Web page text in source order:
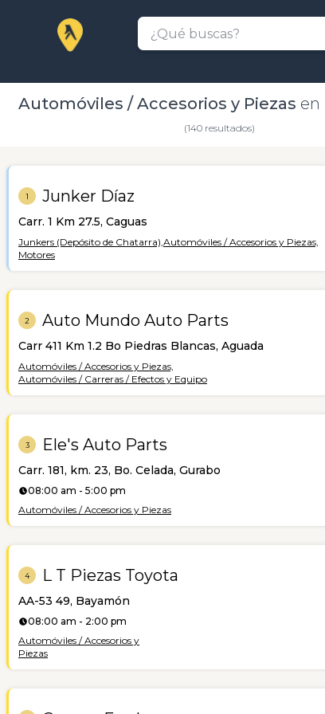
Automóviles / Accesorios y Piezas en
(140 resultados)
1 Junker Díaz
Carr. 1 Km 27.5, Caguas
Junkers (Depósito de Chatarra),Automóviles / Accesorios y Piezas,
Motores
2 Auto Mundo Auto Parts
Carr 411 Km 1.2 Bo Piedras Blancas, Aguada
Automóviles / Accesorios y Piezas,
Automóviles / Carreras / Efectos y Equipo
3 Ele's Auto Parts
Carr. 181, km. 23, Bo. Celada, Gurabo
08:00 am - 5:00 pm
Automóviles / Accesorios y Piezas
4 L T Piezas Toyota
AA-53 49, Bayamón
08:00 am - 2:00 pm
Automóviles / Accesorios y
Piezas